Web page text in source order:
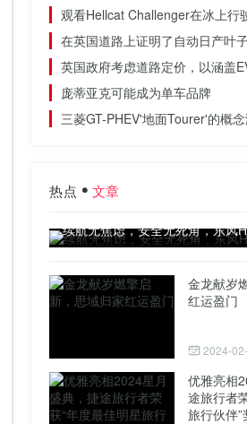
观看Hellcat Challenger在冰上行
在英国道路上证明了自动日产叶
英国政府考虑道路定价，以涵盖
庞蒂亚克可能成为单车品牌
三菱GT-PHEV'地面Tourer'的概
热点 文章
续航无焦虑，安全无死角，东风
金龙献岁
红运盈门
2024-
优雅亮相
途旅行者
旅行伙伴”